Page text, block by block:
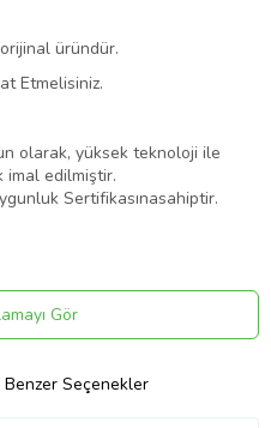
üründür.
Etmelisiniz.
olarak, yüksek teknoloji ile
imal edilmiştir.
Sertifikasınasahiptir.
malzemedenimal
sahip,kendini
Gör
Seçenekler